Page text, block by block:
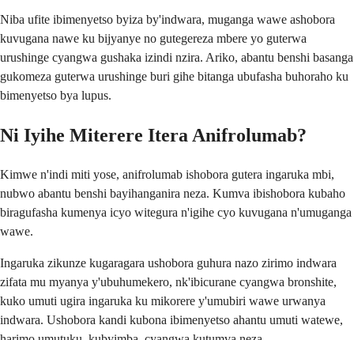
Niba ufite ibimenyetso byiza by'indwara, muganga wawe ashobora
kuvugana nawe ku bijyanye no gutegereza mbere yo guterwa
urushinge cyangwa gushaka izindi nzira. Ariko, abantu benshi basanga
gukomeza guterwa urushinge buri gihe bitanga ubufasha buhoraho ku
bimenyetso bya lupus.
Ni Iyihe Miterere Itera Anifrolumab?
Kimwe n'indi miti yose, anifrolumab ishobora gutera ingaruka mbi,
nubwo abantu benshi bayihanganira neza. Kumva ibishobora kubaho
biragufasha kumenya icyo witegura n'igihe cyo kuvugana n'umuganga
wawe.
Ingaruka zikunze kugaragara ushobora guhura nazo zirimo indwara
zifata mu myanya y'ubuhumekero, nk'ibicurane cyangwa bronshite,
kuko umuti ugira ingaruka ku mikorere y'umubiri wawe urwanya
indwara. Ushobora kandi kubona ibimenyetso ahantu umuti watewe,